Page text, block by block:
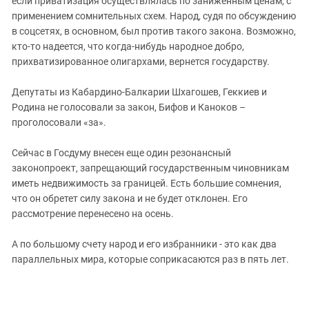
применением сомнительных схем. Народ, судя по обсуждению
в соцсетях, в основном, был против такого закона. Возможно,
кто-то надеется, что когда-нибудь народное добро,
прихватизированное олигархами, вернется государству.
Депутаты из Кабардино-Балкарии Шхагошев, Геккиев и
Родина не голосовали за закон, Бифов и Каноков –
проголосовали «за».
Сейчас в Госдуму внесен еще один резонансный
законопроект, запрещающий государственным чиновникам
иметь недвижимость за границей. Есть большие сомнения,
что он обретет силу закона и не будет отклонен. Его
рассмотрение перенесено на осень.
А по большому счету народ и его избранники - это как два
параллельных мира, которые соприкасаются раз в пять лет.